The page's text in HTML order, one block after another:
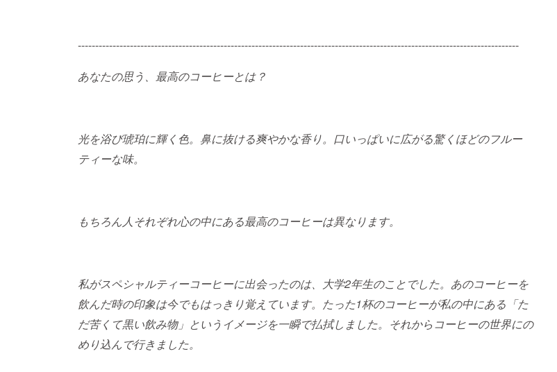
-------------------------------------------------------------------------------------------------------------------------------
あなたの思う、最高のコーヒーとは？
光を浴び琥珀に輝く色。鼻に抜ける爽やかな香り。口いっぱいに広がる驚くほどのフルー
ティーな味。
もちろん人それぞれ心の中にある最高のコーヒーは異なります。
私がスペシャルティーコーヒーに出会ったのは、大学2年生のことでした。あのコーヒーを
飲んだ時の印象は今でもはっきり覚えています。たった1杯のコーヒーが私の中にある「た
だ苦くて黒い飲み物」というイメージを一瞬で払拭しました。 それからコーヒーの世界にの
めり込んで行きました。